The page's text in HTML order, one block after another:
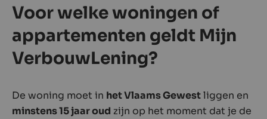
Voor welke woningen of
appartementen geldt Mijn
VerbouwLening?
De woning moet in het Vlaams Gewestliggen en
minstens 15 jaar oud zijn op het moment dat je de